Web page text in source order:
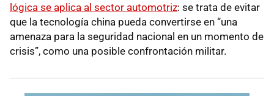
lógica se aplica al sector automotriz: se trata de evitar
que la tecnología china pueda convertirse en “una
amenaza para la seguridad nacional en un momento de
crisis”, como una posible confrontación militar.